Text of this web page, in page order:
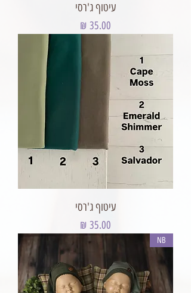
עיטוף ג'רסי
מחיר
עיטוף ג'רסי
מחיר
NB